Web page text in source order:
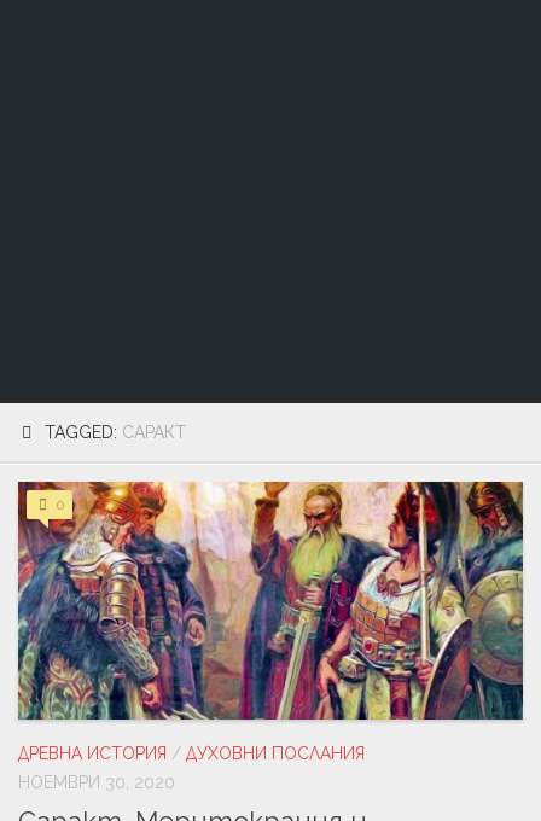
TAGGED: САРАКТ
0
ДРЕВНА ИСТОРИЯ / ДУХОВНИ ПОСЛАНИЯ
НОЕМВРИ 30, 2020